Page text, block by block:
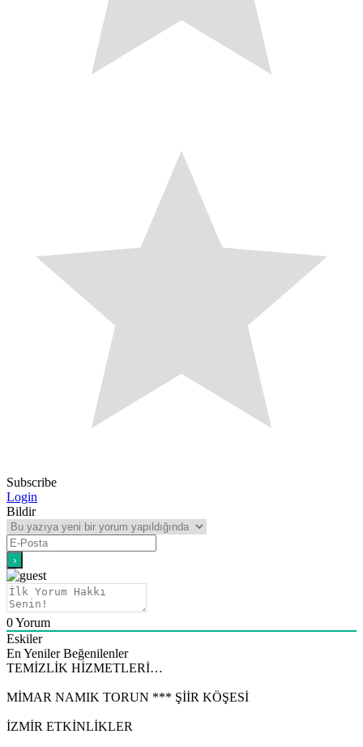
Subscribe
Login
Bildir
0Yorum
Eskiler
En Yeniler Beğenilenler
TEMİZLİK HİZMETLERİ…
MİMAR NAMIK TORUN *** ŞİİR KÖŞESİ
İZMİR ETKİNLİKLER